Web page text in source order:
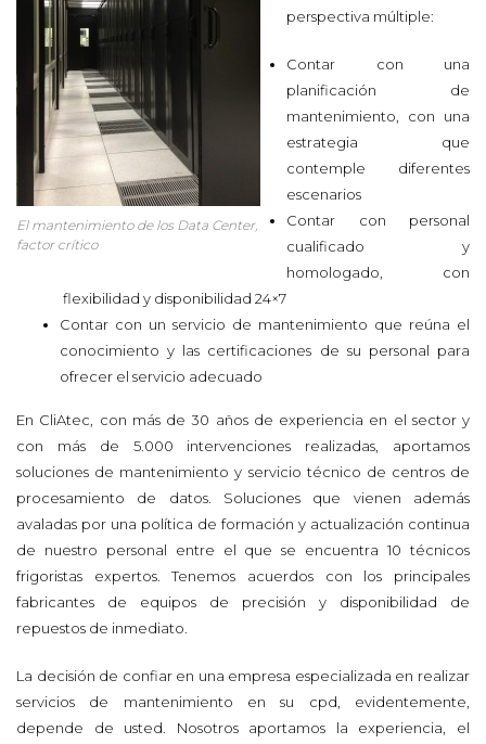
El mantenimiento de los Data Center,
factor crítico
perspectiva múltiple:
Contar con una
planificación de
mantenimiento, con una
estrategia que
contemple diferentes
escenarios
Contar con personal
cualificado y
homologado, con
flexibilidad y disponibilidad 24×7
Contar con un servicio de mantenimiento que reúna el
conocimiento y las certificaciones de su personal para
ofrecer el servicio adecuado
En CliAtec, con más de 30 años de experiencia en el sector y
con más de 5.000 intervenciones realizadas, aportamos
soluciones de mantenimiento y servicio técnico de centros de
procesamiento de datos. Soluciones que vienen además
avaladas por una política de formación y actualización continua
de nuestro personal entre el que se encuentra 10 técnicos
frigoristas expertos. Tenemos acuerdos con los principales
fabricantes de equipos de precisión y disponibilidad de
repuestos de inmediato.
La decisión de confiar en una empresa especializada en realizar
servicios de mantenimiento en su cpd, evidentemente,
depende de usted. Nosotros aportamos la experiencia, el